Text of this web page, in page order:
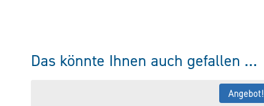
Das könnte Ihnen auch gefallen …
Angebot!